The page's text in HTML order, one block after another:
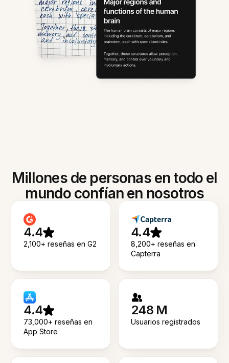
Millones de personas en todo el
mundo confían en nosotros
4.4
2,100+ reseñas en G2
4.4
8,200+ reseñas en
Capterra
4.4
73,000+ reseñas en
App Store
248 M
Usuarios registrados